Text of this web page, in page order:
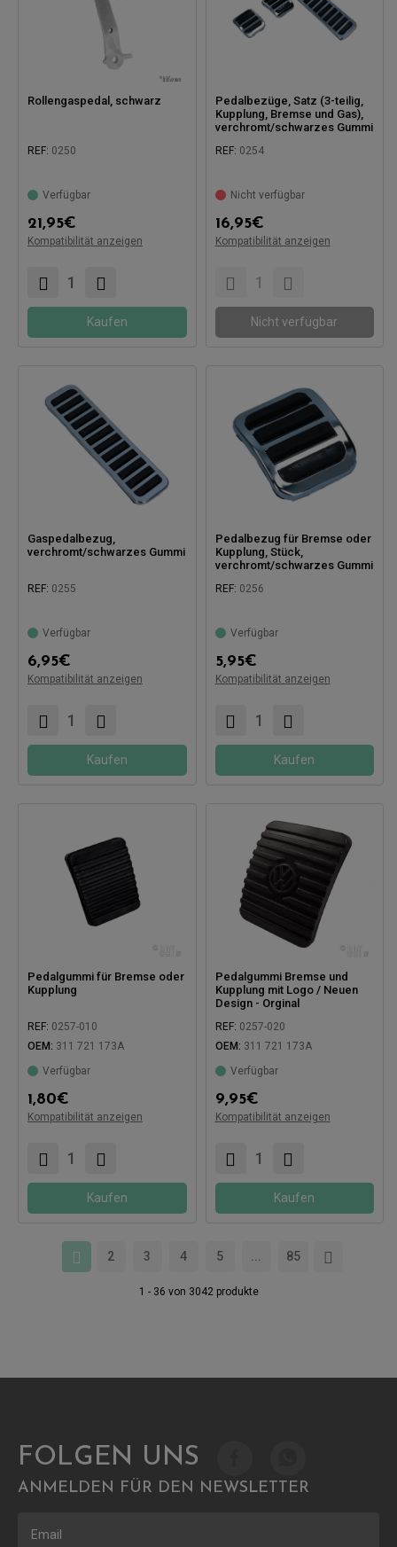
Rollengaspedal, schwarz
REF: 0250
Verfügbar
21,95€
Kompatibilität anzeigen
Kompatibel mit:
Kaufen
Pedalbezüge, Satz (3-teilig,
Kupplung, Bremse und Gas),
verchromt/schwarzes Gummi
REF: 0254
Nicht verfügbar
16,95€
Kompatibilität anzeigen
Kompatibel mit:
Nicht verfügbar
Gaspedalbezug,
verchromt/schwarzes Gummi
REF: 0255
Verfügbar
6,95€
Kompatibilität anzeigen
Kompatibel mit:
Kaufen
Pedalbezug für Bremse oder
Kupplung, Stück,
verchromt/schwarzes Gummi
REF: 0256
Verfügbar
5,95€
Kompatibilität anzeigen
Kompatibel mit:
Kaufen
Pedalgummi für Bremse oder
Kupplung
REF: 0257-010
OEM: 311 721 173A
Verfügbar
1,80€
Kompatibilität anzeigen
Kompatibel mit:
Kaufen
Pedalgummi Bremse und
Kupplung mit Logo / Neuen
Design - Orginal
REF: 0257-020
OEM: 311 721 173A
Verfügbar
9,95€
Kompatibilität anzeigen
Kompatibel mit:
Kaufen
2 3 4 5 85
1 - 36 von 3042 produkte
FOLGEN UNS
ANMELDEN FÜR DEN NEWSLETTER